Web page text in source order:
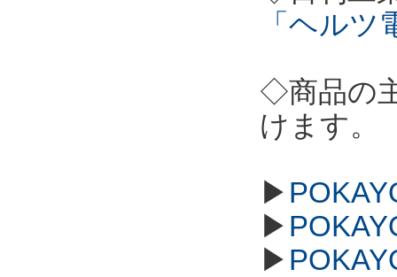
「ヘル
◇商品の
けます。
▶
▶
▶